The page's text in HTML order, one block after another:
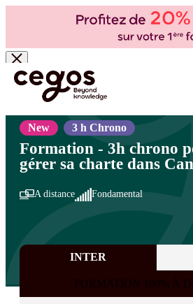
Skip to main content
Vous êtes ici : Accueil >Cegos, organisme de formation
- PAO/CAO> Logiciels PAO - CAO
New 3 h Chrono
Formation - 3h chrono
gérer sa charte dans
A distance Fondamental
INTER
FORMATION 100% À